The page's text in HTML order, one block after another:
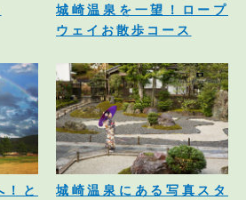
城崎温泉を一望！ロープ
ウェイお散歩コース
！と
城崎温泉にある写真スタ